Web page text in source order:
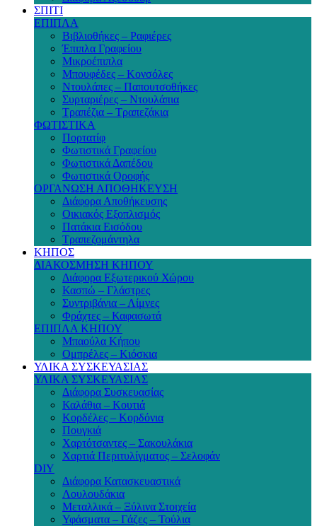
ΣΠΙΤΙ
ΕΠΙΠΛΑ
Βιβλιοθήκες – Ραφιέρες
Έπιπλα Γραφείου
Μικροέπιπλα
Μπουφέδες – Κονσόλες
Ντουλάπες – Παπουτσοθήκες
Συρταριέρες – Ντουλάπια
Τραπέζια – Τραπεζάκια
ΦΩΤΙΣΤΙΚΑ
Πορτατίφ
Φωτιστικά Γραφείου
Φωτιστικά Δαπέδου
Φωτιστικά Οροφής
ΟΡΓΑΝΩΣΗ ΑΠΟΘΗΚΕΥΣΗ
Διάφορα Αποθήκευσης
Οικιακός Εξοπλισμός
Πατάκια Εισόδου
Τραπεζομάντηλα
ΚΗΠΟΣ
ΔΙΑΚΟΣΜΗΣΗ ΚΗΠΟΥ
Διάφορα Εξωτερικού Χώρου
Κασπώ – Γλάστρες
Συντριβάνια – Λίμνες
Φράχτες – Καφασωτά
ΕΠΙΠΛΑ ΚΗΠΟΥ
Μπαούλα Κήπου
Ομπρέλες – Κιόσκια
ΥΛΙΚΑ ΣΥΣΚΕΥΑΣΙΑΣ
ΥΛΙΚΑ ΣΥΣΚΕΥΑΣΙΑΣ
Διάφορα Συσκευασίας
Καλάθια – Κουτιά
Κορδέλες – Κορδόνια
Πουγκιά
Χαρτότσαντες – Σακουλάκια
Χαρτιά Περιτυλίγματος – Σελοφάν
DIY
Διάφορα Κατασκευαστικά
Λουλουδάκια
Μεταλλικά – Ξύλινα Στοιχεία
Υφάσματα – Γάζες – Τούλια